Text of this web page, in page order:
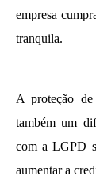
empresa
tranquila.
A proteção
também um
com a LGPD
aumentar a